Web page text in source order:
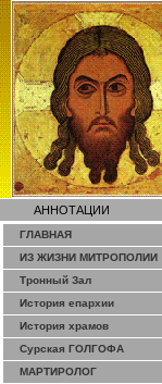
АННОТАЦИИ
ГЛАВНАЯ
ИЗ ЖИЗНИ МИТРОПОЛИИ
Тронный Зал
История епархии
История храмов
Сурская ГОЛГОФА
МАРТИРОЛОГ